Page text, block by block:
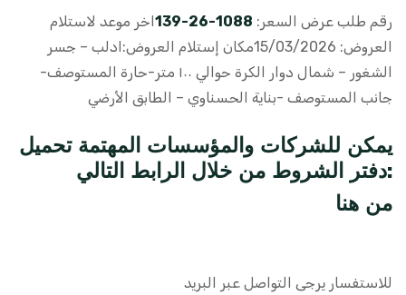
رقم طلب عرض السعر: 1088-26-139
اخر موعد لاستلام
العروض: 15/03/2026
مكان إستلام العروض:ادلب – جسر
الشغور – شمال دوار الكرة حوالي ١٠٠ متر-حارة المستوصف-
جانب المستوصف -بناية الحسناوي – الطابق الأرضي
يمكن للشركات والمؤسسات المهتمة تحميل
دفتر الشروط من خلال الرابط التالي:
من هنا
للاستفسار يرجى التواصل عبر البريد